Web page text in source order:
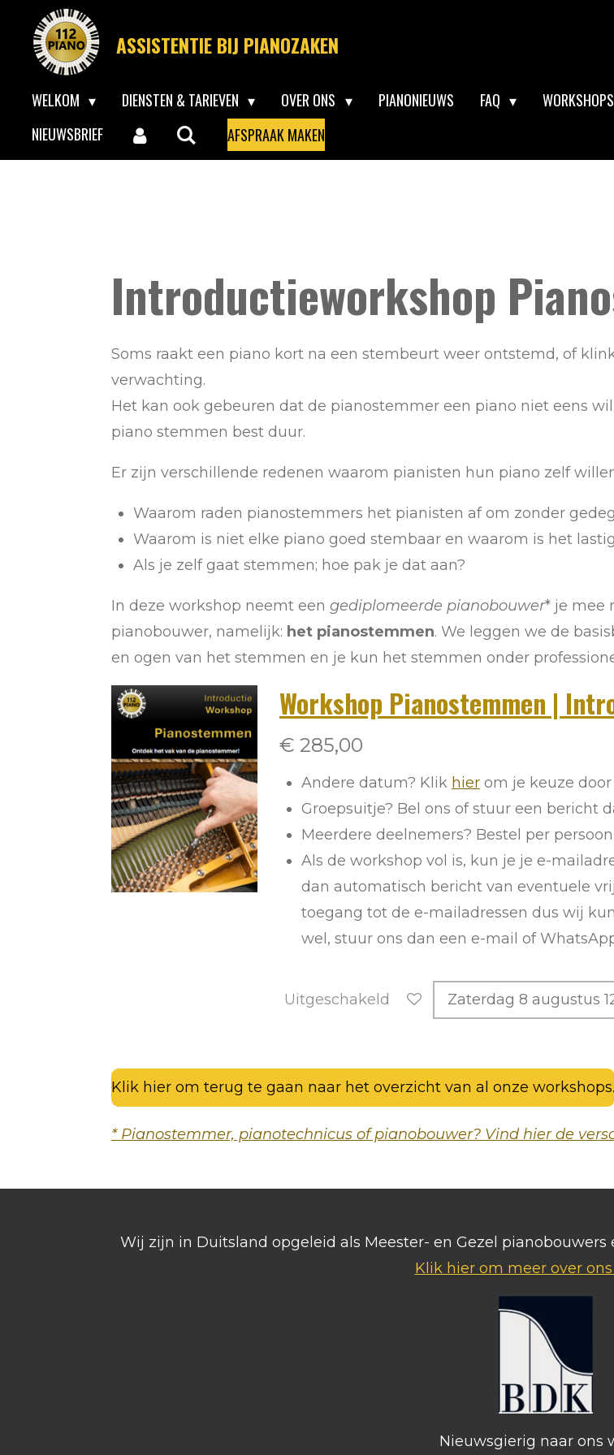
direct
hoofdinhoud
ASSISTENTIE BIJ PIANOZAKEN
WELKOM DIENSTEN & TARIEVEN OVER ONS PIANONIEUWS FAQ WORKSHOPS
NIEUWSBRIEF
AFSPRAAK MAKEN
Introductieworkshop P
Soms raakt een piano kort na een stembeurt weer ontstemd, of
verwachting.
Het kan ook gebeuren dat de pianostemmer een piano niet eens
piano stemmen best duur.
Er zijn verschillende redenen waarom pianisten hun piano zelf
Waarom raden pianostemmers het pianisten af om zonder
Waarom is niet elke piano goed stembaar en waarom is het
Als je zelf gaat stemmen; hoe pak je dat aan?
In deze workshop neemt een gediplomeerde pianobouwer* je mee
pianobouwer, namelijk: het pianostemmen. We leggen we de
en ogen van het stemmen en je kun het stemmen onder
Workshop Pianostemmen |
€ 285,00
Andere datum? Klik hier om je keuze
Groepsuitje? Bel ons of stuur een bericht
Meerdere deelnemers? Bestel per
Als de workshop vol is, kun je je e-
dan automatisch bericht van eventuele
toegang tot de e-mailadressen dus wij
wel, stuur ons dan een e-mail of
Uitgeschakeld
Klik hier om terug te gaan naar het overzicht van al onze workshops.
* Pianostemmer, pianotechnicus of pianobouwer? Vind hier de
Wij zijn in Duitsland opgeleid als Meester- en Gezel
Klik hier om meer over
Nieuwsgierig naar ons